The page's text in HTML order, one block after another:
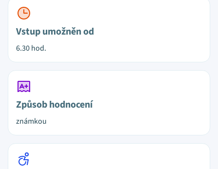
Vstup umožněn od
6.30 hod.
Způsob hodnocení
známkou